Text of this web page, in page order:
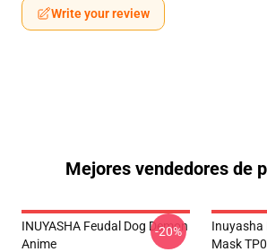
Write your review
Mejores vendedores de
INUYASHA Feudal Dog Demon
Anime
-20%
Inuyasha
Mask